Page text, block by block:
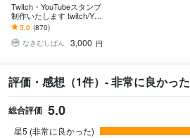
Twitch・YouTubeスタンプ
制作いたします twitch/You
Tube/tiktok配信用スタンプ
制作
5.0 (870)
なきむしぱん
3,000 円
評価・感想（1件）- 非常に良かった
総合評価 5.0
星5 (非常に良かった)